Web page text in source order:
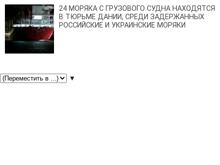
24 МОРЯКА С ГРУЗОВОГО СУДНА НАХОДЯТСЯ
В ТЮРЬМЕ ДАНИИ, СРЕДИ ЗАДЕРЖАННЫХ
РОССИЙСКИЕ И УКРАИНСКИЕ МОРЯКИ
▼